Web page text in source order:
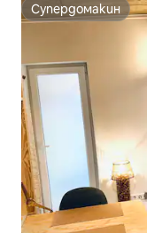
Супердомакин
Супердомакин